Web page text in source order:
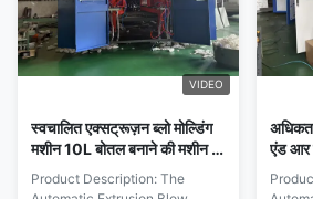
VIDEO
स्वचालित एक्सट्रूज़न ब्लो मोल्डिंग
मशीन 10L बोतल बनाने की मशीन के
साथ
Product Description: The
एंड आर
प्रेशर
ब्लो